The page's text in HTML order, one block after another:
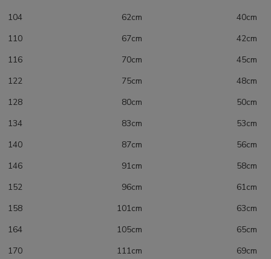
104 62cm 40cm
110 67cm 42cm
116 70cm 45cm
122 75cm 48cm
128 80cm 50cm
134 83cm 53cm
140 87cm 56cm
146 91cm 58cm
152 96cm 61cm
158 101cm 63cm
164 105cm 65cm
170 111cm 69cm